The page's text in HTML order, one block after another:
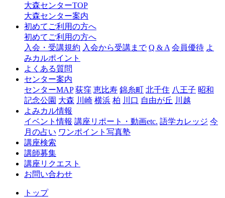
ャ
森
大森センターTOP
大森センター案内
初めてご利用の方へ
初めてご利用の方へ
入会・受講規約 入会から受講まで Q & A 会員優待 よ
みカルポイント
よくある質問
センター案内
センターMAP 荻窪 恵比寿 錦糸町 北千住 八王子 昭和
記念公園 大森 川崎 横浜 柏 川口 自由が丘 川越
よみカル情報
イベント情報 講座リポート・動画etc. 語学カレッジ 今
月の占い ワンポイント写真塾
講座検索
講師募集
講座リクエスト
お問い合わせ
トップ